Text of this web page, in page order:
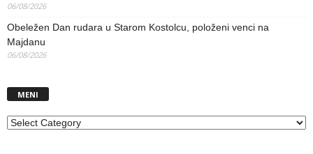
06/08/2026
Obeležen Dan rudara u Starom Kostolcu, položeni venci na
Majdanu
06/08/2026
MENI
MENI